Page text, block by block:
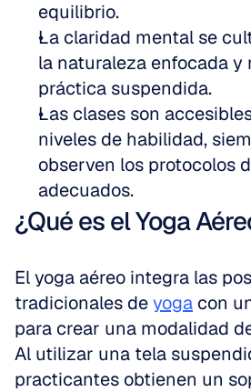
equilibrio.
La claridad mental se
la naturaleza enfocada
práctica suspendida.
Las clases son
niveles de habilidad,
observen los protocolos
adecuados.
¿Qué es el Yoga
El yoga aéreo integra las
tradicionales de yoga con
para crear una modalidad
Al utilizar una tela
practicantes obtienen un